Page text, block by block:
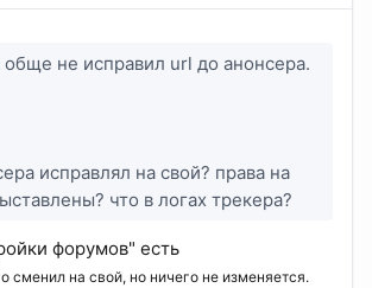
не исправил url до анонсера.
исправлял на свой? права на
что в логах трекера?
форумов" есть
сменил на свой, но ничего не изменяется.